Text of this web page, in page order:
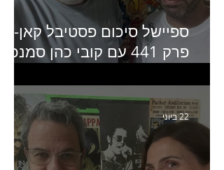
ספיישל סיכום פסטיבל קאן-
פרק 441 עם קובי כהן
22 ביוני